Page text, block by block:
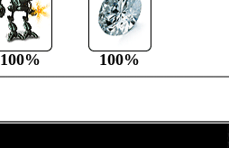
100% 100%